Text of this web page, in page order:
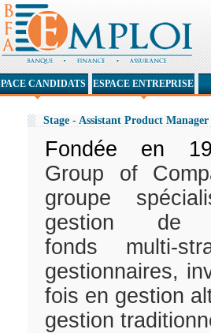
Stage - Assistant Product Manager
Fondée en
Group of
groupe
gestion de
fonds multi-
gestionnaires,
fois en gestion
gestion
CANDIDATS ESPACE ENTREPRISE